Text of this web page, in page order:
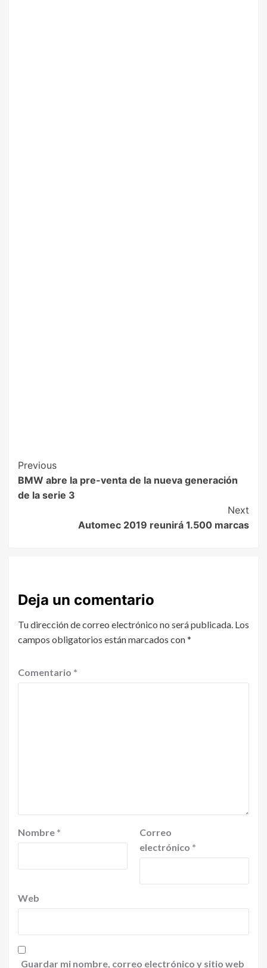
Previous
BMW abre la pre-venta de la nueva generación
de la serie 3
Next
Automec 2019 reunirá 1.500 marcas
Deja un comentario
Tu dirección de correo electrónico no será publicada. Los
campos obligatorios están marcados con*
Comentario *
Nombre *
Correo
electrónico *
Web
Guardar mi nombre, correo electrónico y sitio web